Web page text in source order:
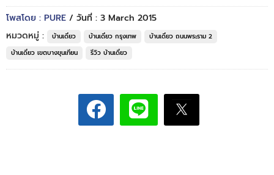
โพสโดย : PURE / วันที่ : 3 March 2015
หมวดหมู่ :
บ้านเดี่ยว บ้านเดี่ยว กรุงเทพ
บ้านเดี่ยว ถนนพระราม 2
บ้านเดี่ยว เขตบางขุนเทียน
รีวิว บ้านเดี่ยว